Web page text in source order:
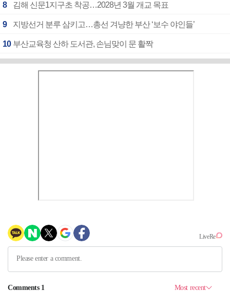
8 김해 신문1지구초 착공…2028년 3월 개교 목표
9 지방선거 분루 삼키고…총선 겨냥한 부산 ‘보수 야인들’
10 부산교육청 산하 도서관, 손님맞이 문 활짝